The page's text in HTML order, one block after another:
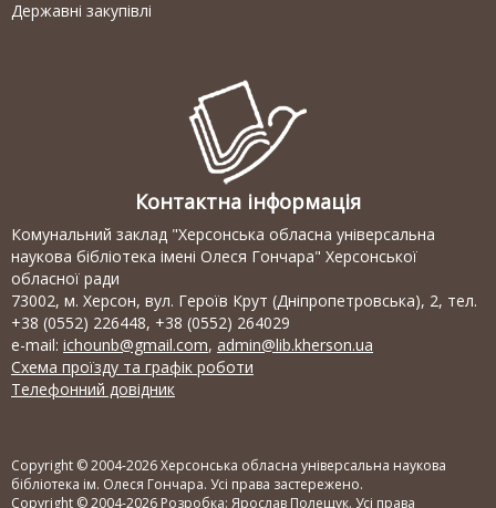
Державні закупівлі
Контактна інформація
Комунальний заклад "Херсонська обласна універсальна
наукова бібліотека імені Олеся Гончара" Херсонської
обласної ради
73002, м. Херсон, вул. Героїв Крут (Дніпропетровська), 2, тел.
+38 (0552) 226448, +38 (0552) 264029
e-mail: ichounb@gmail.com, admin@lib.kherson.ua
Схема проїзду та графік роботи
Телефонний довідник
Copyright © 2004-2026 Херсонська обласна універсальна наукова
бібліотека ім. Олеся Гончара. Усі права застережено.
Copyright © 2004-2026 Розробка: Ярослав Полещук. Усі права